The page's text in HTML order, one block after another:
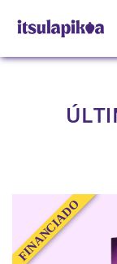
FINANCIADO